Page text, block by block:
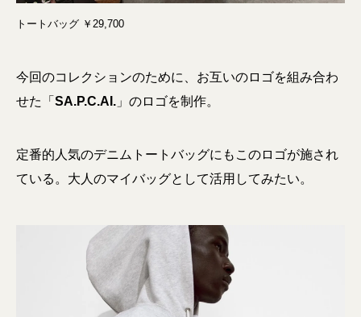
トートバッグ ￥29,700
今回のコレクションのために、お互いのロゴを組み合わ
せた「 SA.P.C.AI. 」のロゴを制作。
定番的人気のデニムトートバッグにもこのロゴが施され
ている。大人のマイバッグとして活用してみたい。